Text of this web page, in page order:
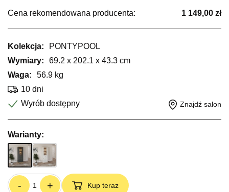
Cena rekomendowana producenta: 1 149,00 zł
Kolekcja:
PONTYPOOL
Wymiary:
69.2 x 202.1 x 43.3 cm
Waga:
56.9 kg
10 dni
Wyrób dostępny
Znajdź salon
Warianty:
- + Kup teraz